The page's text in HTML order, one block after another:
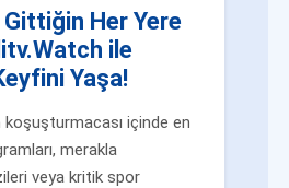
Her Yere
ile
Yaşa!
koşuşturmacası içinde en
merakla
veya kritik spor